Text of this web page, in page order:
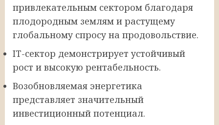
привлекательным сектором благодаря
плодородным землям и растущему
глобальному спросу на продовольствие.
IT-сектор демонстрирует устойчивый
рост и высокую рентабельность.
Возобновляемая энергетика
представляет значительный
инвестиционный потенциал.